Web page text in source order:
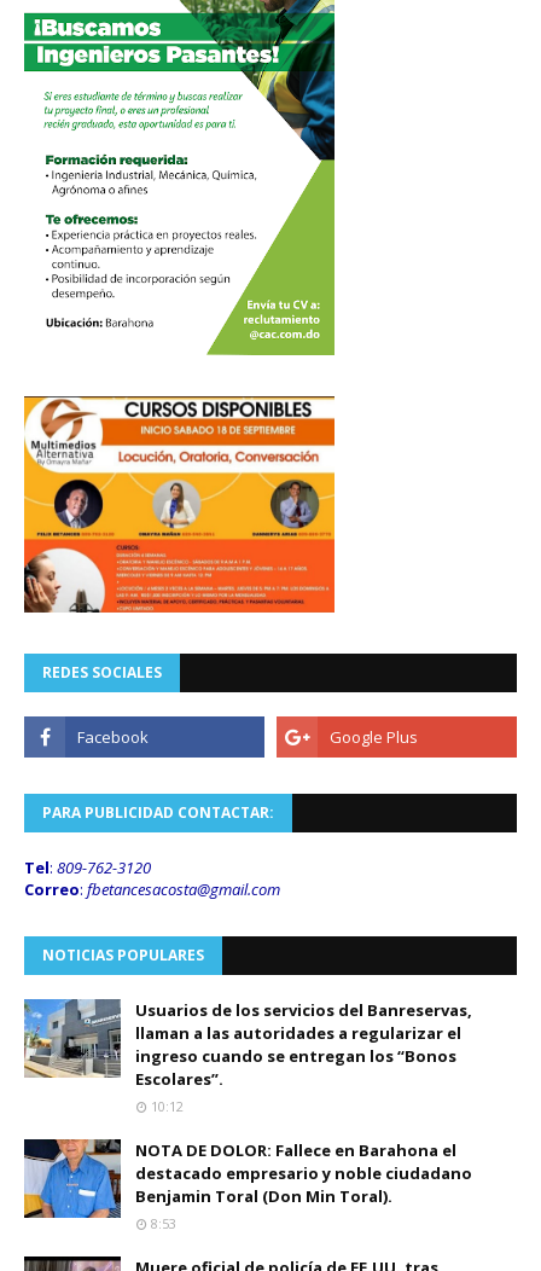
REDES SOCIALES
PARA PUBLICIDAD CONTACTAR:
Tel: 809-762-3120
Correo: fbetancesacosta@gmail.com
NOTICIAS POPULARES
Usuarios de los servicios del Banreservas,
llaman a las autoridades a regularizar el
ingreso cuando se entregan los “Bonos
Escolares”.
10:12
NOTA DE DOLOR: Fallece en Barahona el
destacado empresario y noble ciudadano
Benjamin Toral (Don Min Toral).
8:53